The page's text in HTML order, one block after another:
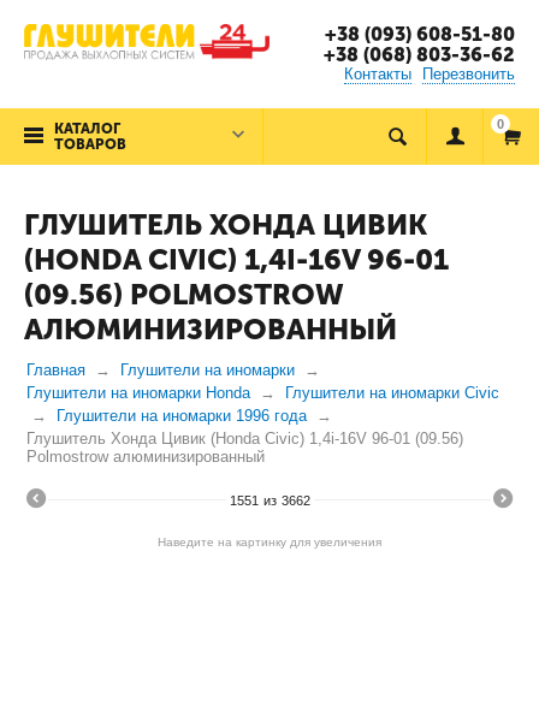
+38 (093) 608-51-80
+38 (068) 803-36-62
Контакты Перезвонить
КАТАЛОГ
ТОВАРОВ
0
ГЛУШИТЕЛЬ ХОНДА ЦИВИК
(HONDA CIVIC) 1,4I-16V 96-01
(09.56) POLMOSTROW
АЛЮМИНИЗИРОВАННЫЙ
Главная
Глушители на иномарки
Глушители на иномарки Honda
Глушители на иномарки Civic
Глушители на иномарки 1996 года
Глушитель Хонда Цивик (Honda Civic) 1,4i-16V 96-01 (09.56)
Polmostrow алюминизированный
1551 из 3662
Наведите на картинку для увеличения